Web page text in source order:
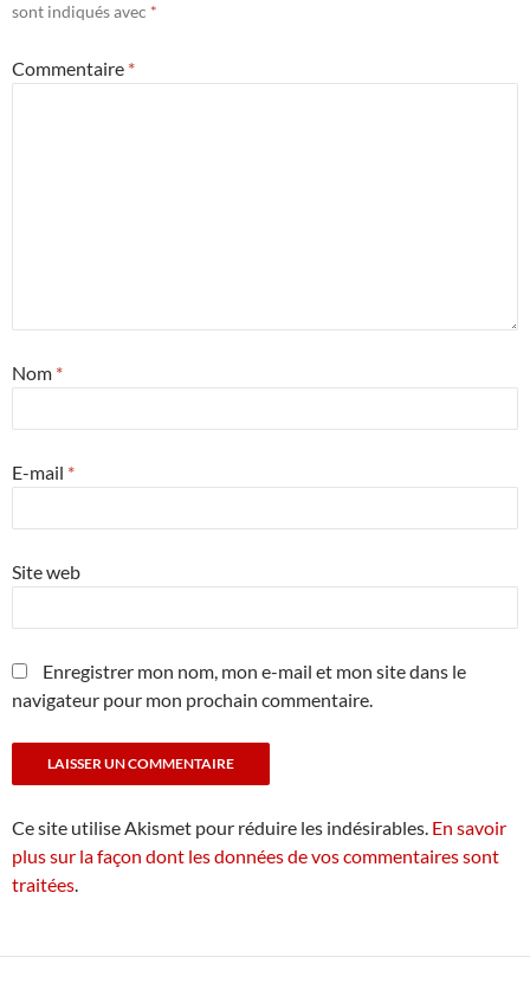
sont indiqués avec *
Commentaire *
Nom *
E-mail *
Site web
Enregistrer mon nom, mon e-mail et mon site dans le
navigateur pour mon prochain commentaire.
Ce site utilise Akismet pour réduire les indésirables. En savoir
plus sur la façon dont les données de vos commentaires sont
traitées.